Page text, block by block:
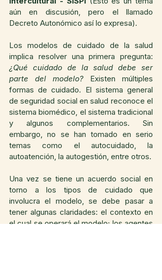
aún en discusión, pero el llamado
Decreto Autonómico así lo expresa).
Los modelos de cuidado de la salud
implica resolver una primera pregunta:
¿Qué cuidado de la salud debe ser
parte del modelo? Existen múltiples
formas de cuidado. El sistema general
de seguridad social en salud reconoce el
sistema biomédico, el sistema tradicional
y algunos complementarios. Sin
embargo, no se han tomado en serio
temas como el autocuidado, la
autoatención, la autogestión, entre otros.
Una vez se tiene un acuerdo social en
torno a los tipos de cuidado que
involucra el modelo, se debe pasar a
tener algunas claridades: el contexto en
el cual se operará el modelo; los agentes